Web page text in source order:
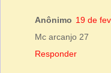
Anônimo 19 de
Mc arcanjo 27
Responder